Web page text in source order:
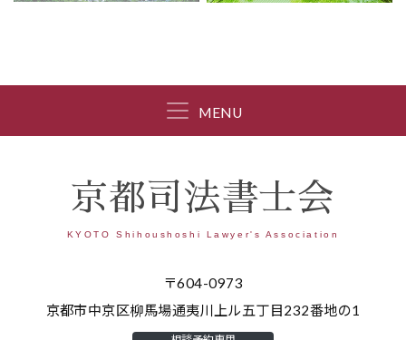
MENU
京都司法書士会
KYOTO Shihoushoshi Lawyer's Association
〒604-0973
京都市中京区柳馬場通夷川上ル五丁目232番地の1